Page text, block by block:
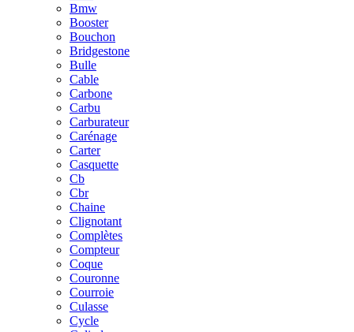
Bmw
Booster
Bouchon
Bridgestone
Bulle
Cable
Carbone
Carbu
Carburateur
Carénage
Carter
Casquette
Cb
Cbr
Chaine
Clignotant
Complètes
Compteur
Coque
Couronne
Courroie
Culasse
Cycle